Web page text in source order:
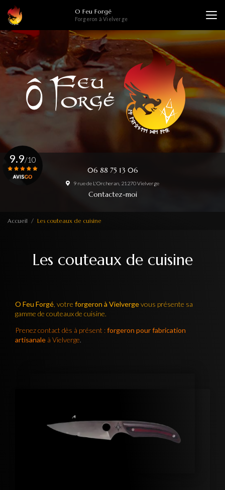
contenu
principal
O Feu Forgé
Forgeron à Vielverge
06 88 75 13 06
9 rue de L'Orcheran, 21270 Vielverge
Contactez-moi
9.9/10
Accueil Les couteaux de cuisine
Les couteaux de cuisine
O Feu Forgé, votre forgeron à Vielvergevous présente sa
gamme de couteaux de cuisine.
Prenez contact dès à présent :forgeron pour fabrication
artisanale à Vielverge.